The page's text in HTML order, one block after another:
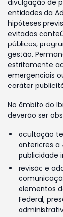
divulgação de
entidades da
hipóteses
evitados
públicos,
gestão.
estritamente
emergenciais
caráter
No âmbito do
deverão ser
ocultação
anteriores a
publicidade
revisão e
elementos
Federal,